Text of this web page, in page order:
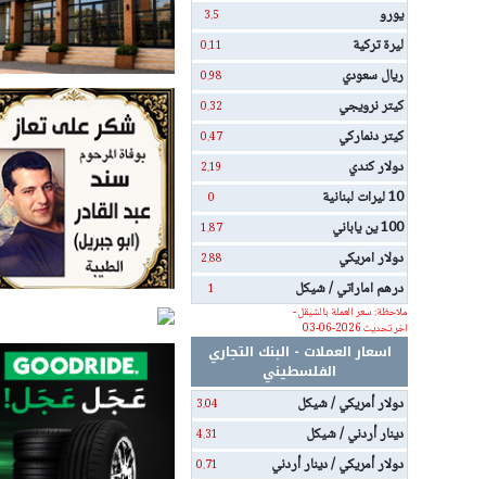
يورو 3.5
ليرة تركية 0.11
ريال سعودي 0.98
كيتر نرويجي 0.32
كيتر دنماركي 0.47
دولار كندي 2.19
10 ليرات لبنانية 0
100 ين ياباني 1.87
دولار امريكي 2.88
درهم اماراتي / شيكل
1
ملاحظة: سعر العملة بالشيقل -
اخر تحديث 2026-06-03
اسعار العملات - البنك التجاري
الفلسطيني
دولار أمريكي / شيكل
3.04
دينار أردني / شيكل 4.31
دولار أمريكي / دينار أردني 0.71